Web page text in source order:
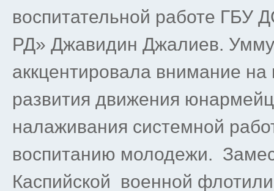
воспитательной работе ГБУ
РД» Джавидин Джалиев.
аккцентировала внимание на
развития движения
налаживания системной
воспитанию молодежи.
Каспийской военной